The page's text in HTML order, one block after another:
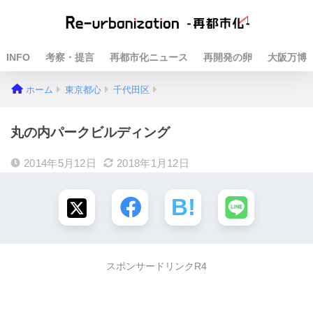
INFO 考察・提言 再都市化ニュース 再開発の卵 大阪万博
ホーム 東京都心 千代田区
丸の内パークビルディング
2014年5月12日 2018年1月12日
スポンサードリンクR4